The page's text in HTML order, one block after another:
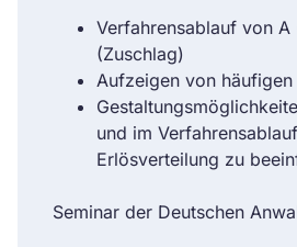
Verfahrensablauf von
(Zuschlag)
Aufzeigen von häufigen
und im
Erlösverteilung zu
Seminar der Deutschen